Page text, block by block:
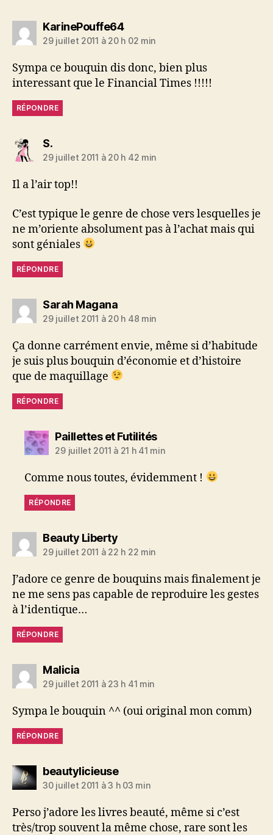
KarinePouffe64dit :
29 juillet 2011 à 20 h 02 min
Sympa ce bouquin dis donc, bien plus
interessant que le Financial Times !!!!!
RÉPONDRE
S.dit :
29 juillet 2011 à 20 h 42 min
Il a l’air top!!
C’est typique le genre de chose vers lesquelles je
ne m’oriente absolument pas à l’achat mais qui
sont géniales
RÉPONDRE
Sarah Maganadit :
29 juillet 2011 à 20 h 48 min
Ça donne carrément envie, même si d’habitude
je suis plus bouquin d’économie et d’histoire
que de maquillage
RÉPONDRE
Paillettes et Futilitésdit :
29 juillet 2011 à 21 h 41 min
Comme nous toutes, évidemment !
RÉPONDRE
Beauty Libertydit :
29 juillet 2011 à 22 h 22 min
J’adore ce genre de bouquins mais finalement je
ne me sens pas capable de reproduire les gestes
à l’identique…
RÉPONDRE
Maliciadit :
29 juillet 2011 à 23 h 41 min
Sympa le bouquin ^^ (oui original mon comm)
RÉPONDRE
beautylicieusedit :
30 juillet 2011 à 3 h 03 min
Perso j’adore les livres beauté, même si c’est
très/trop souvent la même chose, rare sont les